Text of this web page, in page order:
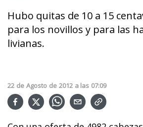
Hubo quitas de 10 a 15
para los novillos y para las
livianas.
22 de Agosto de 2012 a las 07:09